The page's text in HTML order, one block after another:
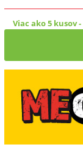
Viac ako 5 kusov-